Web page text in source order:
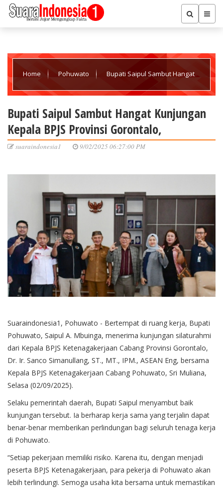
Home Pohuwato Bupati Saipul Sambut Hangat
Bupati Saipul Sambut Hangat Kunjungan
Kepala BPJS Provinsi Gorontalo,
suaraindonesia1 9/02/2025 06:27:00 PM
Suaraindonesia1, Pohuwato - Bertempat di ruang kerja, Bupati
Pohuwato, Saipul A. Mbuinga, menerima kunjungan silaturahmi
dari Kepala BPJS Ketenagakerjaan Cabang Provinsi Gorontalo,
Dr. Ir. Sanco Simanullang, ST., MT., IPM., ASEAN Eng, bersama
Kepala BPJS Ketenagakerjaan Cabang Pohuwato, Sri Muliana,
Selasa (02/09/2025).
Selaku pemerintah daerah, Bupati Saipul menyambut baik
kunjungan tersebut. Ia berharap kerja sama yang terjalin dapat
benar-benar memberikan perlindungan bagi seluruh tenaga kerja
di Pohuwato.
“Setiap pekerjaan memiliki risiko. Karena itu, dengan menjadi
peserta BPJS Ketenagakerjaan, para pekerja di Pohuwato akan
lebih terlindungi. Semoga usaha kita bersama untuk memastikan